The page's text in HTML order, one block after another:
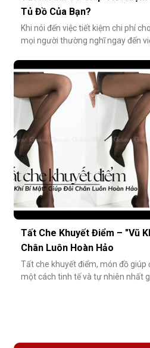
Tủ Đồ Của Bạn?
Khi nói đến việc tiết kiệm chi phí
mọi người thường nghĩ ngay đến
cách tiết kiệm bền vững và tinh tế
chất lượng từ những món nhỏ
không chỉ
Tất Che Khuyết Điểm – "Vũ
Chân Luôn Hoàn Hảo
Tất che khuyết điểm, món đồ giúp
một cách tinh tế và tự nhiên nhất